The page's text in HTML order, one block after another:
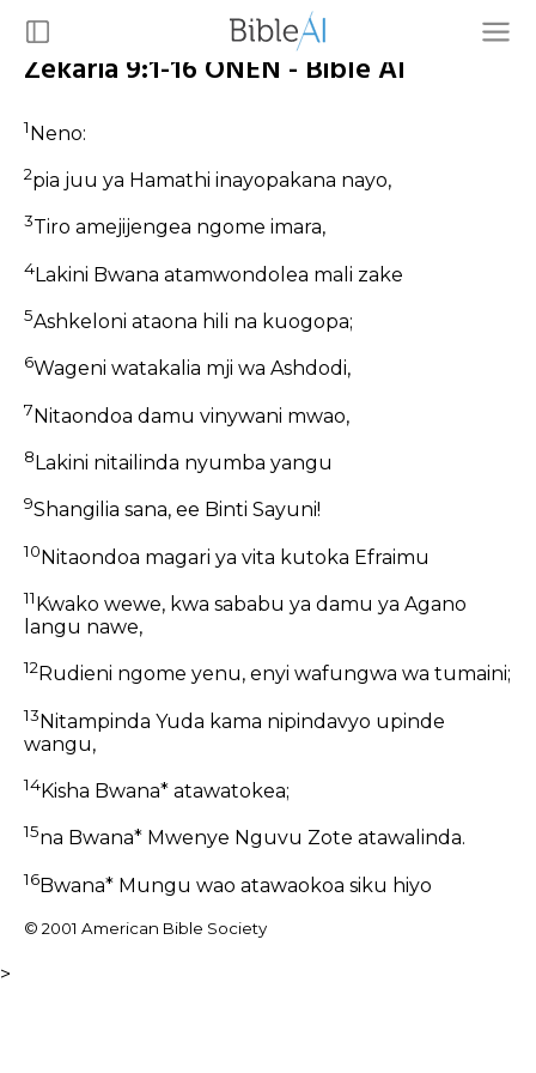
Zekaria 9:1-16 ONEN - Bible AI
1Neno:
2pia juu ya Hamathi inayopakana nayo,
3Tiro amejijengea ngome imara,
4Lakini Bwana atamwondolea mali zake
5Ashkeloni ataona hili na kuogopa;
6Wageni watakalia mji wa Ashdodi,
7Nitaondoa damu vinywani mwao,
8 Lakini nitailinda nyumba yangu
9Shangilia sana, ee Binti Sayuni!
10Nitaondoa magari ya vita kutoka Efraimu
11 Kwako wewe, kwa sababu ya damu ya Agano
langu nawe,
12Rudieni ngome yenu, enyi wafungwa wa tumaini;
13Nitampinda Yuda kama nipindavyo upinde
wangu,
14Kisha Bwana* atawatokea;
15na Bwana* Mwenye Nguvu Zote atawalinda.
16Bwana* Mungu wao atawaokoa siku hiyo
© 2001 American Bible Society
>